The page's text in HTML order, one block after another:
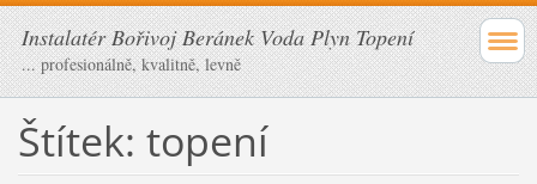
Instalatér Bořivoj Beránek Voda Plyn Topení
... profesionálně, kvalitně, levně
Štítek: topení